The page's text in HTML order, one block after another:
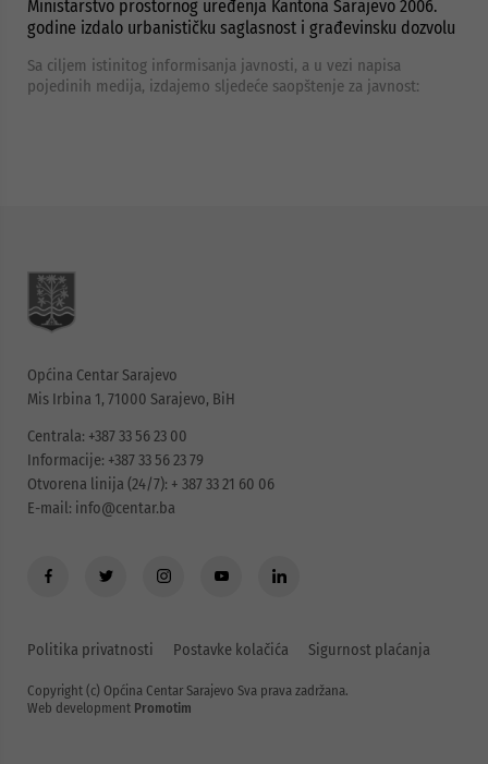
Ministarstvo prostornog uređenja Kantona Sarajevo 2006.
godine izdalo urbanističku saglasnost i građevinsku dozvolu
Sa ciljem istinitog informisanja javnosti, a u vezi napisa
pojedinih medija, izdajemo sljedeće saopštenje za javnost:
Općina Centar Sarajevo
Mis Irbina 1, 71000 Sarajevo, BiH
Centrala: +387 33 56 23 00
Informacije: +387 33 56 23 79
Otvorena linija (24/7): + 387 33 21 60 06
E-mail: info@centar.ba
Politika privatnosti Postavke kolačića Sigurnost plaćanja
Copyright (c) Općina Centar Sarajevo Sva prava zadržana.
Web development Promotim